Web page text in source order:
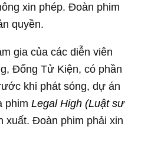
xin phép. Đoàn phim
quyền.
gia của các diễn viên
Đổng Tử Kiện, có phần
khi phát sóng, dự án
phim Legal High (Luật sư
xuất. Đoàn phim phải xin